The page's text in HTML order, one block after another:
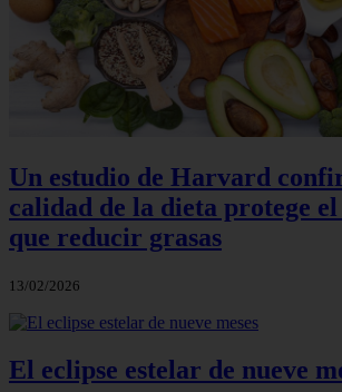
Un estudio de Harvard
calidad de la dieta protege
que reducir grasas
13/02/2026
El eclipse estelar de nueve